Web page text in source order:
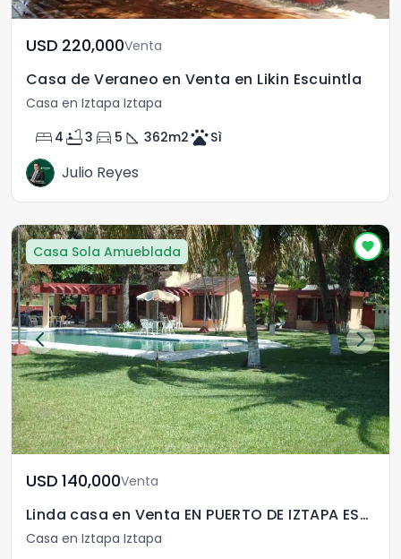
USD	220,000Venta
Casa de Veraneo en Venta en Likin Escuintla
Casa en Iztapa Iztapa
bed 4 bathtub3 directions_car 5 square_foot 362m2petsSì
Julio Reyes
Casa Sola Amueblada
USD	140,000Venta
Linda casa en Venta EN PUERTO DE IZTAPA ESCUINTLA
Casa en Iztapa Iztapa